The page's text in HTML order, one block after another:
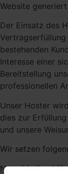
Website
Der Einsatz des
bestehenden
Interesse einer
Bereitstellung
professionellen
Unser Hoster
dies zur
und unsere
Wir setzen
Neue Medien